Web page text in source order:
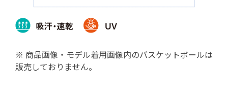
※ 商品画像・モデル着用画像内のバスケットボールは
販売しておりません。